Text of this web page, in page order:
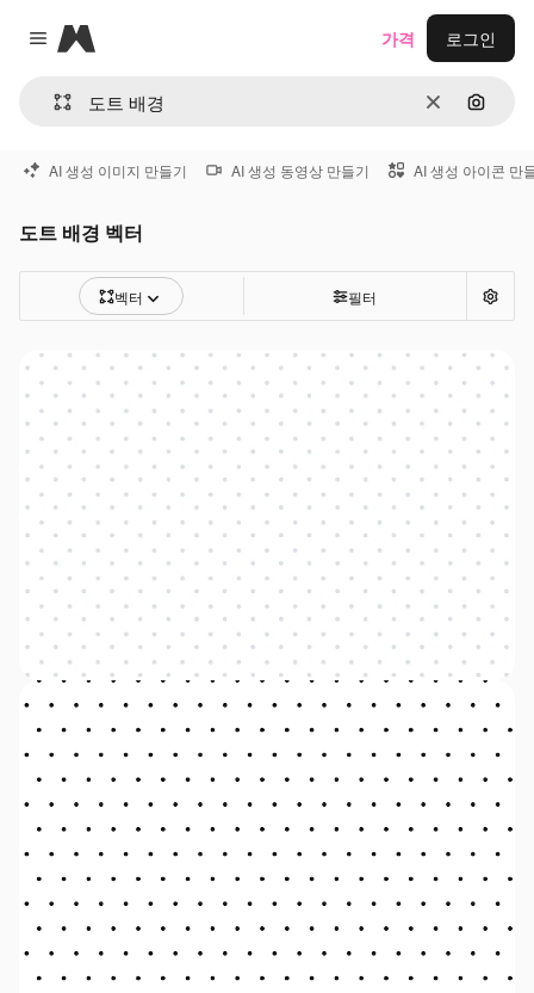
Close menu
Magnific
지우기이미지
가격 로그인
AI 생성 이미지 만들기 AI 생성 동영상 만들기 AI 생성 아이콘 만
도트 배경 벡터
벡터 필터